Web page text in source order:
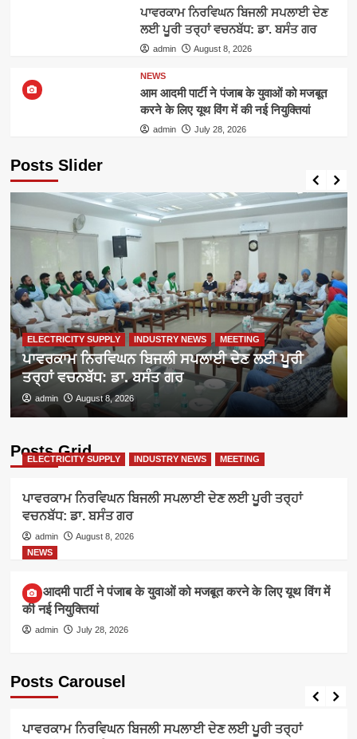
ਪਾਵਰਕਾਮ ਨਿਰਵਿਘਨ ਬਿਜਲੀ ਸਪਲਾਈ ਦੇਣ
ਲਈ ਪੂਰੀ ਤਰ੍ਹਾਂ ਵਚਨਬੱਧ: ਡਾ. ਬਸੰਤ ਗਰ
admin August 8, 2026
NEWS
आम आदमी पार्टी ने पंजाब के युवाओं को मजबूत
करने के लिए यूथ विंग में की नई नियुक्तियां
admin July 28, 2026
Posts Slider
ELECTRICITY SUPPLY INDUSTRY NEWS MEETING
ਪਾਵਰਕਾਮ ਨਿਰਵਿਘਨ ਬਿਜਲੀ ਸਪਲਾਈ ਦੇਣ ਲਈ ਪੂਰੀ
ਤਰ੍ਹਾਂ ਵਚਨਬੱਧ: ਡਾ. ਬਸੰਤ ਗਰ
admin August 8, 2026
Posts Grid
ELECTRICITY SUPPLY INDUSTRY NEWS MEETING
ਪਾਵਰਕਾਮ ਨਿਰਵਿਘਨ ਬਿਜਲੀ ਸਪਲਾਈ ਦੇਣ ਲਈ ਪੂਰੀ ਤਰ੍ਹਾਂ
ਵਚਨਬੱਧ: ਡਾ. ਬਸੰਤ ਗਰ
admin
August 8, 2026
NEWS
आम आदमी पार्टी ने पंजाब के युवाओं को मजबूत करने के लिए यूथ विंग में
की नई नियुक्तियां
admin July 28, 2026
Posts Carousel
ELECTRICITY SUPPLY
ਪਾਵਰਕਾਮ ਨਿਰਵਿਘਨ ਬਿਜਲੀ ਸਪਲਾਈ ਦੇਣ ਲਈ ਪੂਰੀ ਤਰ੍ਹਾਂ